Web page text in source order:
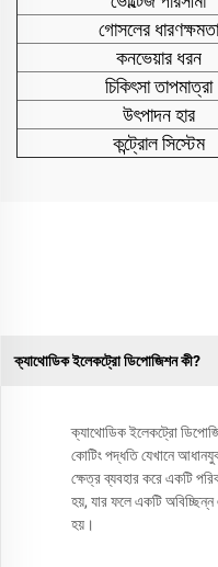
গোসলের ধারণক্ষমতা
কনভেয়ার ধরন
চিকিৎসা তাপমাত্রা
উৎপাদন হার
কন্ট্রোল সিস্টেম
ক্যাথোডিক ইলেকট্রো ডিপোজিশন কী?
ক্যাথোডিক ইলেকট্রো
কোটিং পদ্ধতি যেখানে
ক্ষেত্র ব্যবহার করে একটি
হয়, যার ফলে একটি অবিচ্ছিন্ন
হয়।